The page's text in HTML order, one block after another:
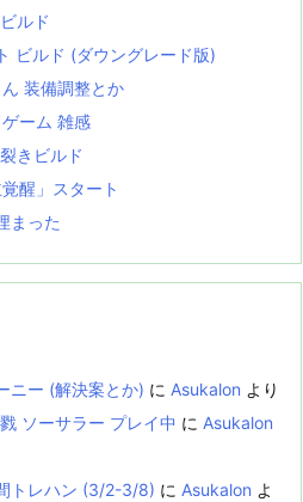
ルド
ビルド (ダウングレード版)
装備調整とか
ーム 雑感
きビルド
醒」スタート
まった
ニー (解決案とか) に Asukalon より
ソーサラー プレイ中 に Asukalon
トレハン (3/2-3/8) に Asukalon よ